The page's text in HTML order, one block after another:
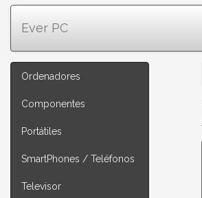
Ever PC
Ordenadores
Componentes
Portátiles
SmartPhones / Teléfonos
Televisor